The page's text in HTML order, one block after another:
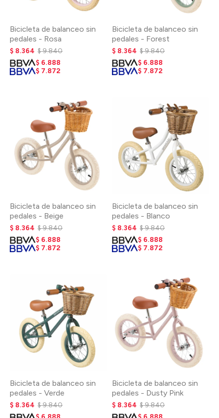
Bicicleta de balanceo sin
pedales - Rosa
$ 8.364 $9.840
$ 6.888
$ 7.872
Bicicleta de balanceo sin
pedales - Forest
$ 8.364 $9.840
$ 6.888
$ 7.872
Bicicleta de balanceo sin
pedales - Beige
$ 8.364 $9.840
$ 6.888
$ 7.872
Bicicleta de balanceo sin
pedales - Blanco
$ 8.364 $9.840
$ 6.888
$ 7.872
Bicicleta de balanceo sin
pedales - Verde
$ 8.364 $9.840
Bicicleta de balanceo sin
pedales - Dusty Pink
$ 8.364 $9.840